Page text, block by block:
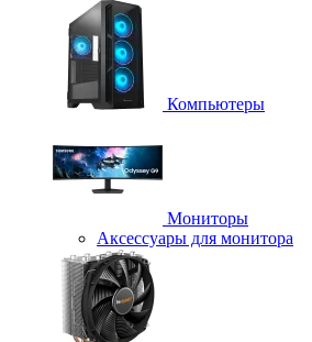
Компьютеры
Мониторы
Аксессуары для монитора